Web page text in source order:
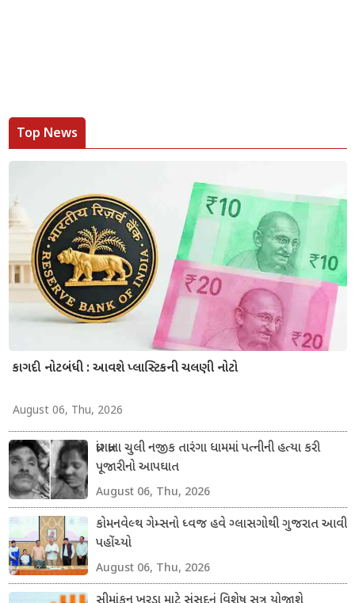
Top News
કાગદી નોટબંધી : આવશે પ્લાસ્ટિકની ચલણી નોટો
August 06, Thu, 2026
ધ્રાંગધ્રાના ચુલી નજીક તારંગા ધામમાં પત્નીની હત્યા કરી
પૂજારીનો આપઘાત
August 06, Thu, 2026
કોમનવેલ્થ ગેમ્સનો ધ્વજ હવે ગ્લાસગોથી ગુજરાત આવી
પહોંચ્યો
August 06, Thu, 2026